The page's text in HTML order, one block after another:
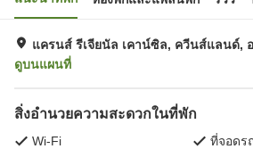
แครนส์ รีเจียนัล เคาน์ซิล, ควีนส์แลนด์, อ
ดูบนแผนที่
สิ่งอำนวยความสะดวกในที่พัก
Wi-Fi
ที่จอดร